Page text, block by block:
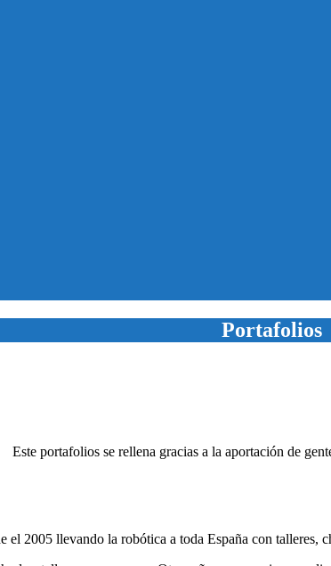
Portafolios
Este portafolios se rellena gracias a la aportación de
el 2005 llevando la robótica a toda España con talleres,